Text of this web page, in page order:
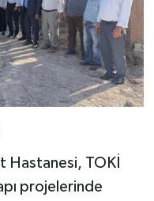
Hastanesi, TOKİ
projelerinde